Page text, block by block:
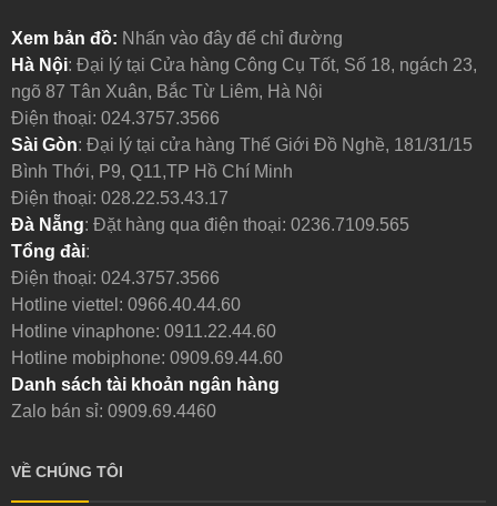
Xem bản đồ: Nhấn vào đây để chỉ đường
Hà Nội: Đại lý tại Cửa hàng Công Cụ Tốt, Số 18, ngách 23,
ngõ 87 Tân Xuân, Bắc Từ Liêm, Hà Nội
Điện thoại: 024.3757.3566
Sài Gòn: Đại lý tại cửa hàng Thế Giới Đồ Nghề, 181/31/15
Bình Thới, P9, Q11,TP Hồ Chí Minh
Điện thoại: 028.22.53.43.17
Đà Nẵng: Đặt hàng qua điện thoại: 0236.7109.565
Tổng đài:
Điện thoại: 024.3757.3566
Hotline viettel: 0966.40.44.60
Hotline vinaphone: 0911.22.44.60
Hotline mobiphone: 0909.69.44.60
Danh sách tài khoản ngân hàng
Zalo bán sỉ: 0909.69.4460
VỀ CHÚNG TÔI